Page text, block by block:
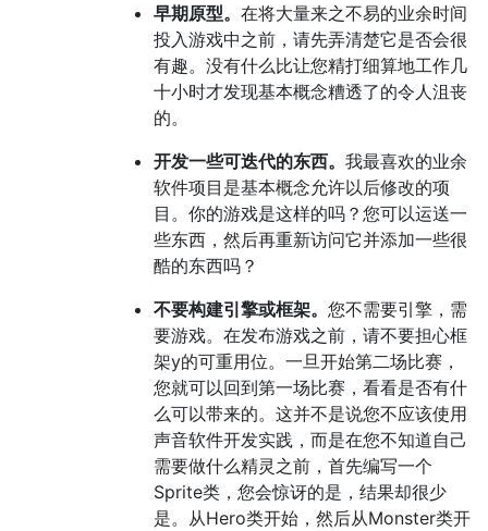
早期原型。 在将大量来之不易的业余时间
投入游戏中之前，请先弄清楚它是否会很
有趣。没有什么比让您精打细算地工作几
十小时才发现基本概念糟透了的令人沮丧
的。
开发一些可迭代的东西。 我最喜欢的业余
软件项目是基本概念允许以后修改的项
目。你的游戏是这样的吗？您可以运送一
些东西，然后再重新访问它并添加一些很
酷的东西吗？
不要构建引擎或框架。 您不需要引擎，需
要游戏。在发布游戏之前，请不要担心框
架y的可重用位。一旦开始第二场比赛，
您就可以回到第一场比赛，看看是否有什
么可以带来的。这并不是说您不应该使用
声音软件开发实践，而是在您不知道自己
需要做什么精灵之前，首先编写一个
Sprite类，您会惊讶的是，结果却很少
是。从Hero类开始，然后从Monster类开